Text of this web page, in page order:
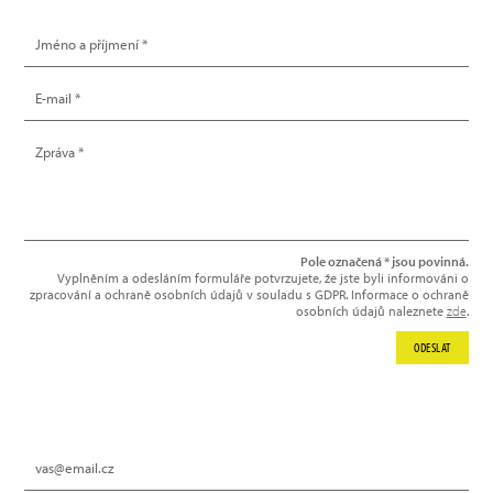
Pole označená * jsou povinná.
Vyplněním a odesláním formuláře potvrzujete, že jste byli informováni o
zpracování a ochraně osobních údajů v souladu s GDPR. Informace o ochraně
osobních údajů naleznete zde.
ODESLAT